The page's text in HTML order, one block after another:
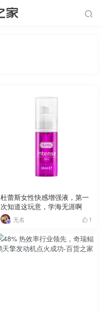
杜蕾斯女性快感增强液，第一
次知道这玩意，学海无涯啊
无名 1